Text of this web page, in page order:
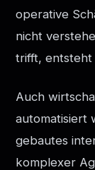
operative
nicht
trifft, entsteht
Auch
automatisiert
gebautes
komplexer